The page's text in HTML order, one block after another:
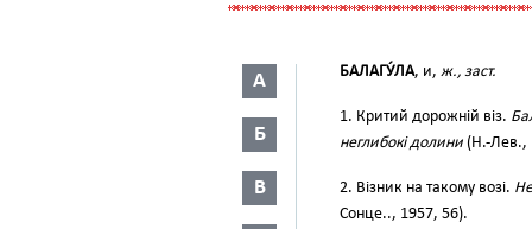
А
Б
В
БАЛАГУ́ЛА, и, ж., заст.
1. Критий дорожній віз.
неглибокі долини (Н.-Лев.,
2. Візник на такому возі.
Сонце.., 1957, 56).